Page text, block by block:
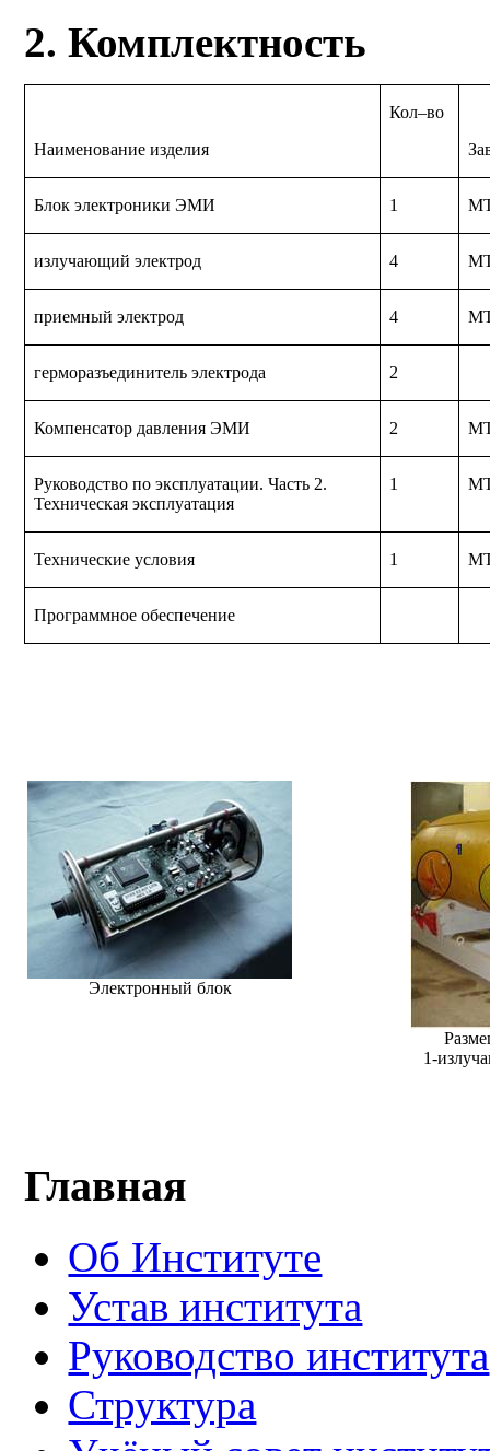
2. Комплектность
Наименование изделия
Кол–во
Блок электроники ЭМИ 1
излучающий электрод 4
приемный электрод 4
герморазъединитель электрода 2
Компенсатор давления ЭМИ 2
Руководство по эксплуатации. Часть 2.
Техническая эксплуатация
1
Технические условия 1
Программное обеспечение
Электронный блок
1-
Главная
Об Институте
Устав института
Руководство института
Структура